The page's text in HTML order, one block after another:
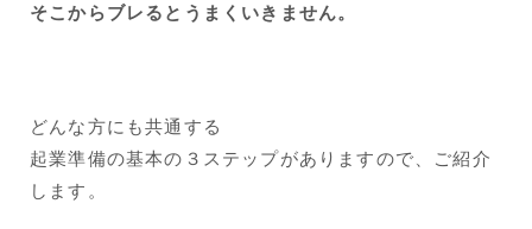
そこからブレるとうまくいきません。
どんな方にも共通する
起業準備の基本の３ステップがありますので、ご紹介
します。